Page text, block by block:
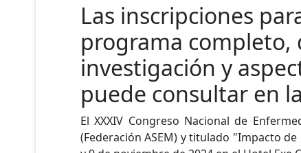
Las inscripciones
programa completo,
investigación y
puede consultar en
El XXXIV Congreso Nacional de
(Federación ASEM) y titulado "Impacto